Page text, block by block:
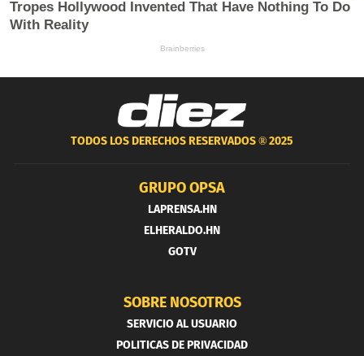
TODOS LOS DERECHOS RESERVADOS ®2025
GRUPO OPSA
LAPRENSA.HN
ELHERALDO.HN
GOTV
SOBRE NOSOTROS
SERVICIO AL USUARIO
POLITICAS DE PRIVACIDAD